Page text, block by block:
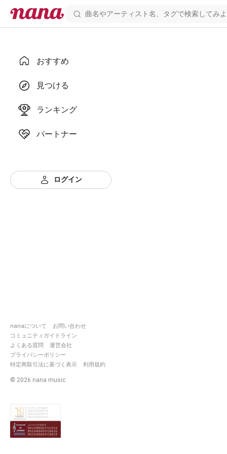
おすすめ
見つける
ランキング
パートナー
ログイン
nanaについて
お問い合わせ
コミュニティガイドライン
よくある質問
運営会社
プライバシーポリシー
特定商取引法に基づく表示
利用規約
© 2026 nana music